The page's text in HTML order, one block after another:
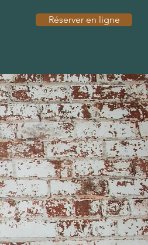
Réserver en ligne